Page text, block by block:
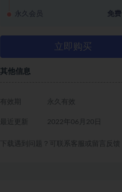
永久会员 免费
立即购买
其他信息
有效期 永久有效
最近更新 2022年06月20日
下载遇到问题？可联系客服或留言反馈